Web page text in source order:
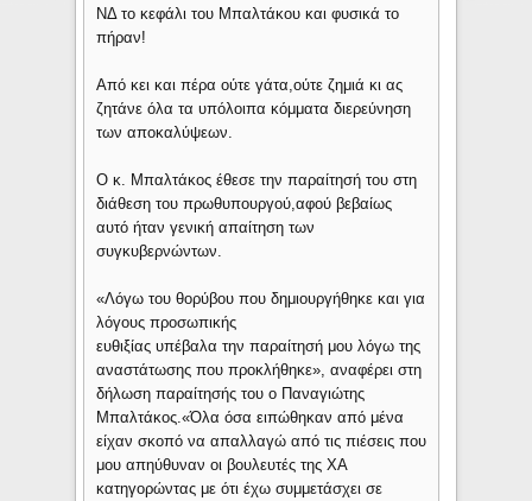
ΝΔ το κεφάλι του Μπαλτάκου και φυσικά το
πήραν!
Από κει και πέρα ούτε γάτα,ούτε ζημιά κι ας
ζητάνε όλα τα υπόλοιπα κόμματα διερεύνηση
των αποκαλύψεων.
Ο κ. Μπαλτάκος έθεσε την παραίτησή του στη
διάθεση του πρωθυπουργού,αφού βεβαίως
αυτό ήταν γενική απαίτηση των
συγκυβερνώντων.
«Λόγω του θορύβου που δημιουργήθηκε και για
λόγους προσωπικής
ευθιξίας υπέβαλα την παραίτησή μου λόγω της
αναστάτωσης που προκλήθηκε», αναφέρει στη
δήλωση παραίτησής του ο Παναγιώτης
Μπαλτάκος.«Όλα όσα ειπώθηκαν από μένα
είχαν σκοπό να απαλλαγώ από τις πιέσεις που
μου απηύθυναν οι βουλευτές της ΧΑ
κατηγορώντας με ότι έχω συμμετάσχει σε